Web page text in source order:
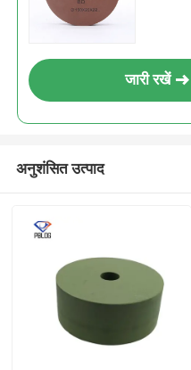
जारी रखें
अनुशंसित उत्पाद